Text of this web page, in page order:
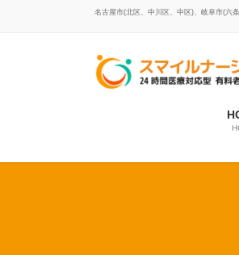
移
名古屋市(北区、中川区、中区)、岐阜市(六